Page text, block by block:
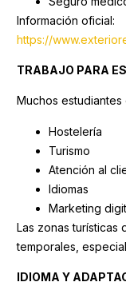
Información oficial:
https://
TRABAJO PARA
Muchos
Hostelería
Turismo
Atención al
Idiomas
Marketing
Las zonas turísticas
temporales,
IDIOMA Y